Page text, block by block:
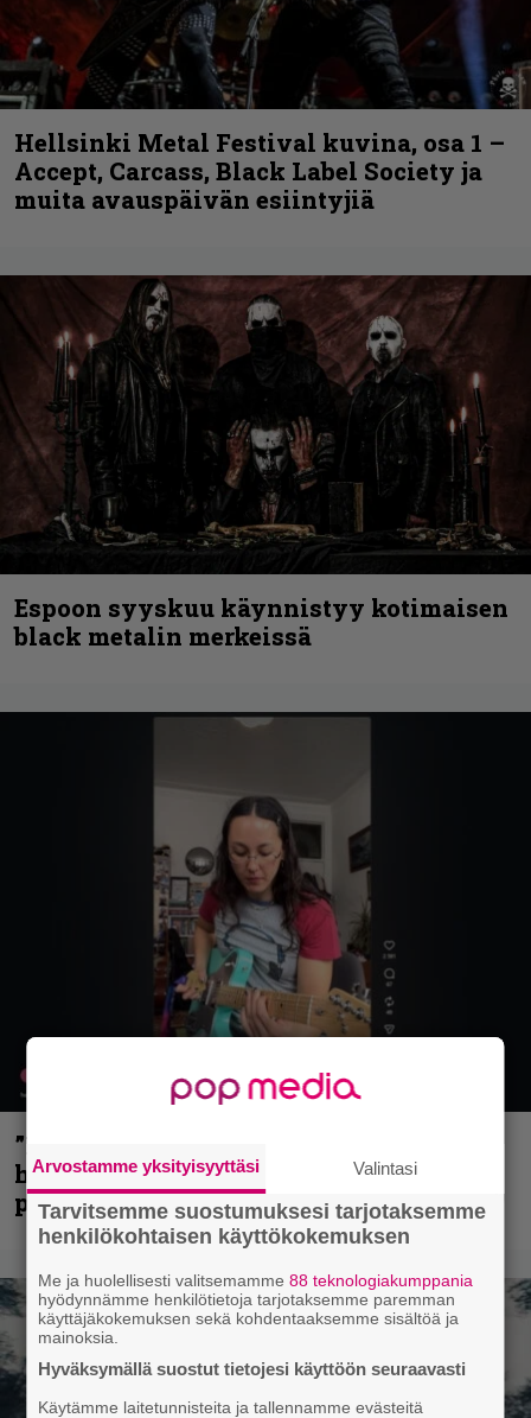
Hellsinki Metal Festival kuvina, osa 1 –
Accept, Carcass, Black Label Society ja
muita avauspäivän esiintyjiä
Espoon syyskuu käynnistyy kotimaisen
black metalin merkeissä
”Mitalini näyttää ihan plektralta” –
huippu-uimari jamittelee Megadethiä
palkinnollaan
Arvostamme yksityisyyttäsi Valintasi
Tarvitsemme suostumuksesi tarjotaksemme
henkilökohtaisen käyttökokemuksen
Me ja huolellisesti valitsemamme88 teknologiakumppania
hyödynnämme henkilötietoja tarjotaksemme paremman
käyttäjäkokemuksen sekä kohdentaaksemme sisältöä ja
mainoksia.
Hyväksymällä suostut tietojesi käyttöön seuraavasti
Käytämme laitetunnisteita ja tallennamme evästeitä